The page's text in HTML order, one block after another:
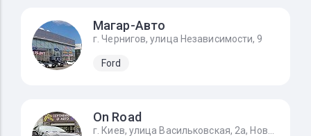
Магар-Авто
г. Чернигов, улица Независимости, 9
Ford
On Road